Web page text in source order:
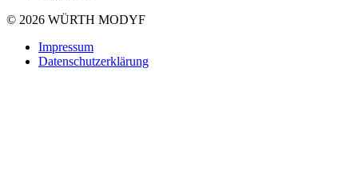
© 2026 WÜRTH MODYF
Impressum
Datenschutzerklärung